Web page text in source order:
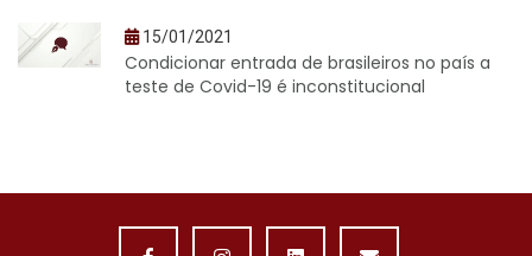
15/01/2021
Condicionar entrada de brasileiros no país a
teste de Covid-19 é inconstitucional